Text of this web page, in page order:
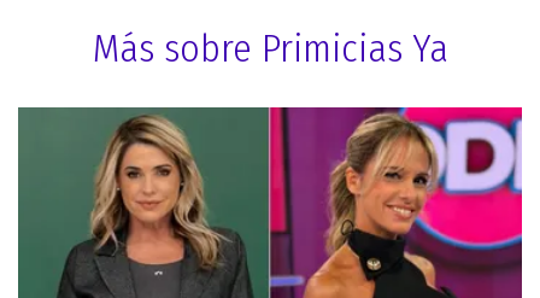
Más sobre Primicias Ya